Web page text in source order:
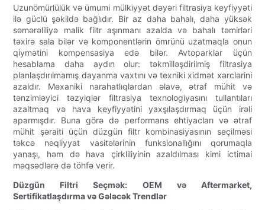
Uzunömürlülük və ümumi mülkiyyət dəyəri filtrasiya keyfiyyəti
ilə güclü şəkildə bağlıdır. Bir az daha bahalı, daha yüksək
səmərəliliyə malik filtr aşınmanı azalda və bahalı təmirləri
təxirə sala bilər və komponentlərin ömrünü uzatmaqla onun
qiymətini kompensasiya edə bilər. Avtoparklar üçün
hesablama daha aydın olur: təkmilləşdirilmiş filtrasiya
planlaşdırılmamış dayanma vaxtını və texniki xidmət xərclərini
azaldır. Mexaniki narahatlıqlardan əlavə, ətraf mühit və
tənzimləyici təzyiqlər filtrasiya texnologiyasını tullantıları
azaltmaq və hava keyfiyyətini yaxşılaşdırmaq üçün irəli
aparmışdır. Buna görə də performans ehtiyacları və ətraf
mühit şəraiti üçün düzgün filtr kombinasiyasının seçilməsi
təkcə nəqliyyat vasitələrinin funksionallığını qorumaqla
yanaşı, həm də hava çirkliliyinin azaldılması kimi ictimai
məqsədlərə də töhfə verir.
Düzgün Filtri Seçmək: OEM və Aftermarket,
Sertifikatlaşdırma və Gələcək Trendlər